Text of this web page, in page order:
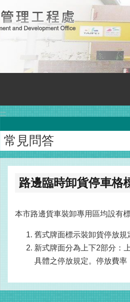
:::
常見問答
路邊臨時卸貨停車格
本市路邊貨車裝卸專用區均設有
舊式牌面標示裝卸貨停放規
新式牌面分為上下2部分：
具體之停放規定。停放費率